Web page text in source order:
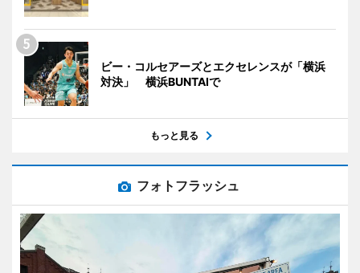
ビー・コルセアーズとエクセレンスが「横浜
対決」 横浜BUNTAIで
もっと見る
フォトフラッシュ